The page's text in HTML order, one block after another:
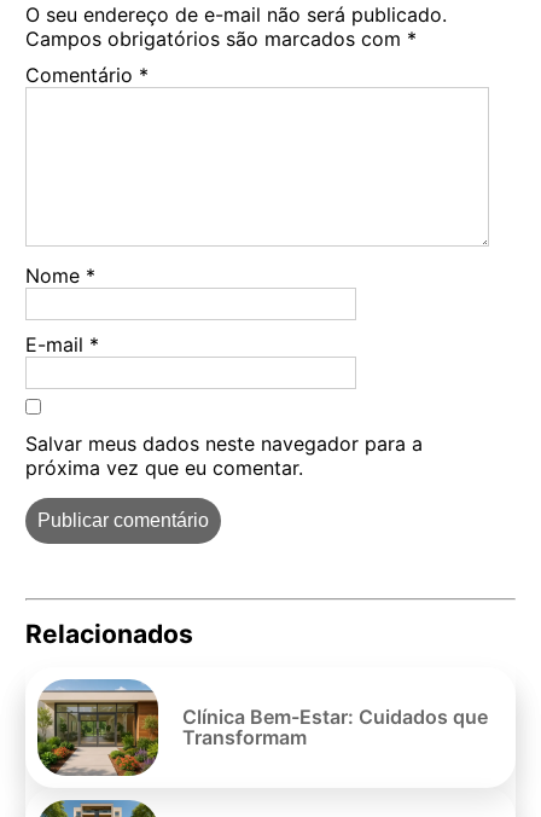
O seu endereço de e-mail não será publicado.
Campos obrigatórios são marcados com *
Comentário *
Nome *
E-mail *
Salvar meus dados neste navegador para a
próxima vez que eu comentar.
Relacionados
Clínica Bem-Estar: Cuidados que
Transformam